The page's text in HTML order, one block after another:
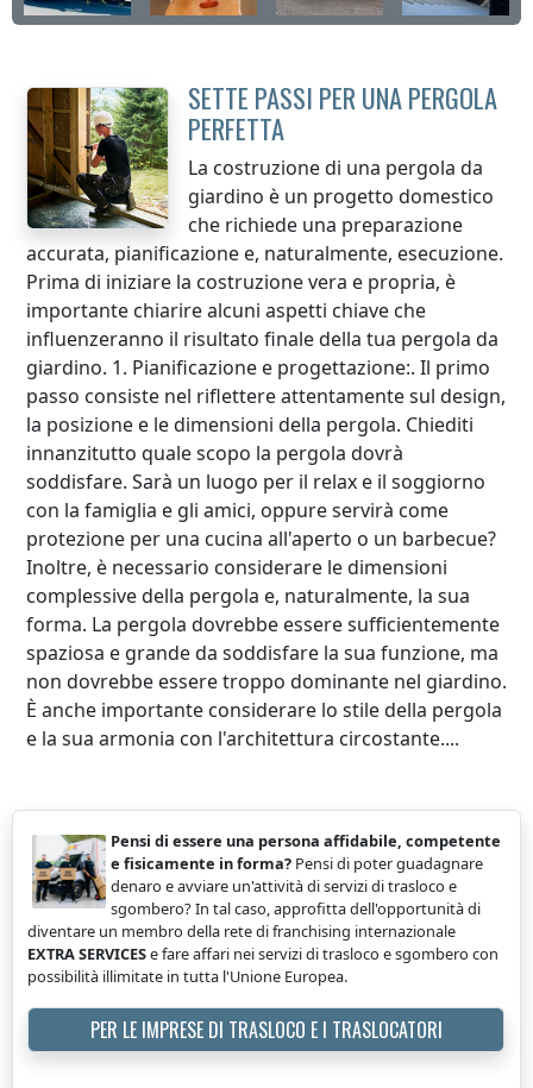
SETTE PASSI PER UNA PERGOLA
PERFETTA
La costruzione di una pergola da
giardino è un progetto domestico
che richiede una preparazione
accurata, pianificazione e, naturalmente, esecuzione.
Prima di iniziare la costruzione vera e propria, è
importante chiarire alcuni aspetti chiave che
influenzeranno il risultato finale della tua pergola da
giardino. 1. Pianificazione e progettazione:. Il primo
passo consiste nel riflettere attentamente sul design,
la posizione e le dimensioni della pergola. Chiediti
innanzitutto quale scopo la pergola dovrà
soddisfare. Sarà un luogo per il relax e il soggiorno
con la famiglia e gli amici, oppure servirà come
protezione per una cucina all'aperto o un barbecue?
Inoltre, è necessario considerare le dimensioni
complessive della pergola e, naturalmente, la sua
forma. La pergola dovrebbe essere sufficientemente
spaziosa e grande da soddisfare la sua funzione, ma
non dovrebbe essere troppo dominante nel giardino.
È anche importante considerare lo stile della pergola
e la sua armonia con l'architettura circostante....
Pensi di essere una persona affidabile, competente
e fisicamente in forma? Pensi di poter guadagnare
denaro e avviare un'attività di servizi di trasloco e
sgombero? In tal caso, approfitta dell'opportunità di
diventare un membro della rete di franchising internazionale
EXTRA SERVICESe fare affari nei servizi di trasloco e sgombero con
possibilità illimitate in tutta l'Unione Europea.
PER LE IMPRESE DI TRASLOCO E I TRASLOCATORI